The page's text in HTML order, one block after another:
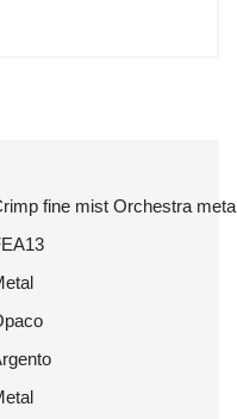
fine mist Orchestra